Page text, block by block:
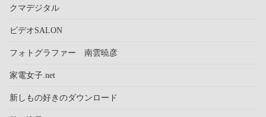
クマデジタル
ビデオSALON
フォトグラファー 南雲暁彦
家電女子.net
新しもの好きのダウンロード